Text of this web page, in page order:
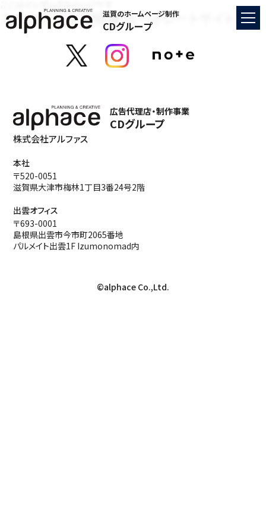
滋賀のホームページ制作
CDグループ
スズクニ・トキワ精機 コーポレートサイト
広告代理店・制作事業
CDグループ
株式会社アルファス
本社
〒520-0051
滋賀県大津市梅林1丁目3番24号2階
出雲オフィス
〒693-0001
島根県出雲市今市町2065番地
パルメイト出雲1F Izumonomad内
©alphace Co.,Ltd.